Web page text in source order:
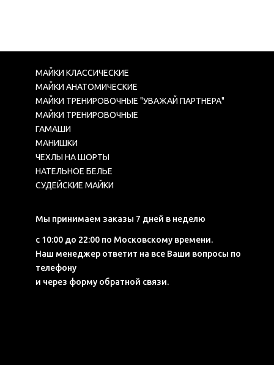
МАЙКИ КЛАССИЧЕСКИЕ
МАЙКИ АНАТОМИЧЕСКИЕ
МАЙКИ ТРЕНИРОВОЧНЫЕ "УВАЖАЙ ПАРТНЕРА"
МАЙКИ ТРЕНИРОВОЧНЫЕ
ГАМАШИ
МАНИШКИ
ЧЕХЛЫ НА ШОРТЫ
НАТЕЛЬНОЕ БЕЛЬЕ
СУДЕЙСКИЕ МАЙКИ
Мы принимаем заказы 7 дней в неделю
с 10:00 до 22:00 по Московскому времени.
Наш менеджер ответит на все Ваши вопросы по
телефону
и через форму обратной связи.